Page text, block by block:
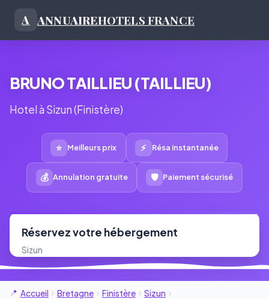
A ANNUAIREHOTELS FRANCE
BRUNO TAILLIEU (TAILLIEU)
Hotel à Sizun (Finistère)
⭐ Meilleurs prix ⚡ Résa instantanée
💰 Annulation gratuite 🛡 Paiement sécurisé
Réservez votre hébergement
Sizun
Accueil Bretagne Finistère
Sizun